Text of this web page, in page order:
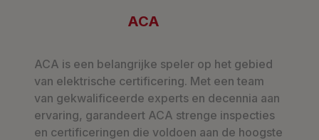
ACA
ACA is een belangrijke speler op het gebied
van elektrische certificering. Met een team
van gekwalificeerde experts en decennia aan
ervaring, garandeert ACA strenge inspecties
en certificeringen die voldoen aan de hoogste